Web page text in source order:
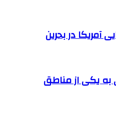
آمریکا در بحرین
یکی از مناطق